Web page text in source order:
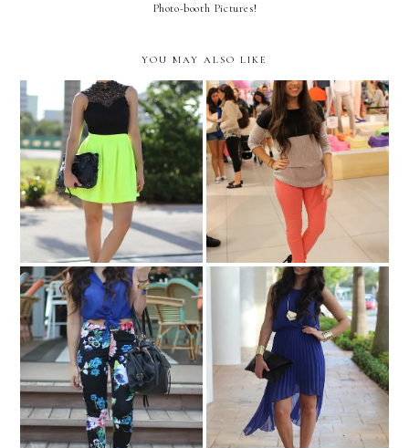
Photo-booth Pictures!
YOU MAY ALSO LIKE
HIGHLIGHTER!
GAP styld.by
LOOKBOOK.nu
Belleza L'Oreal Dinner! COSMOSPLASH 2012!